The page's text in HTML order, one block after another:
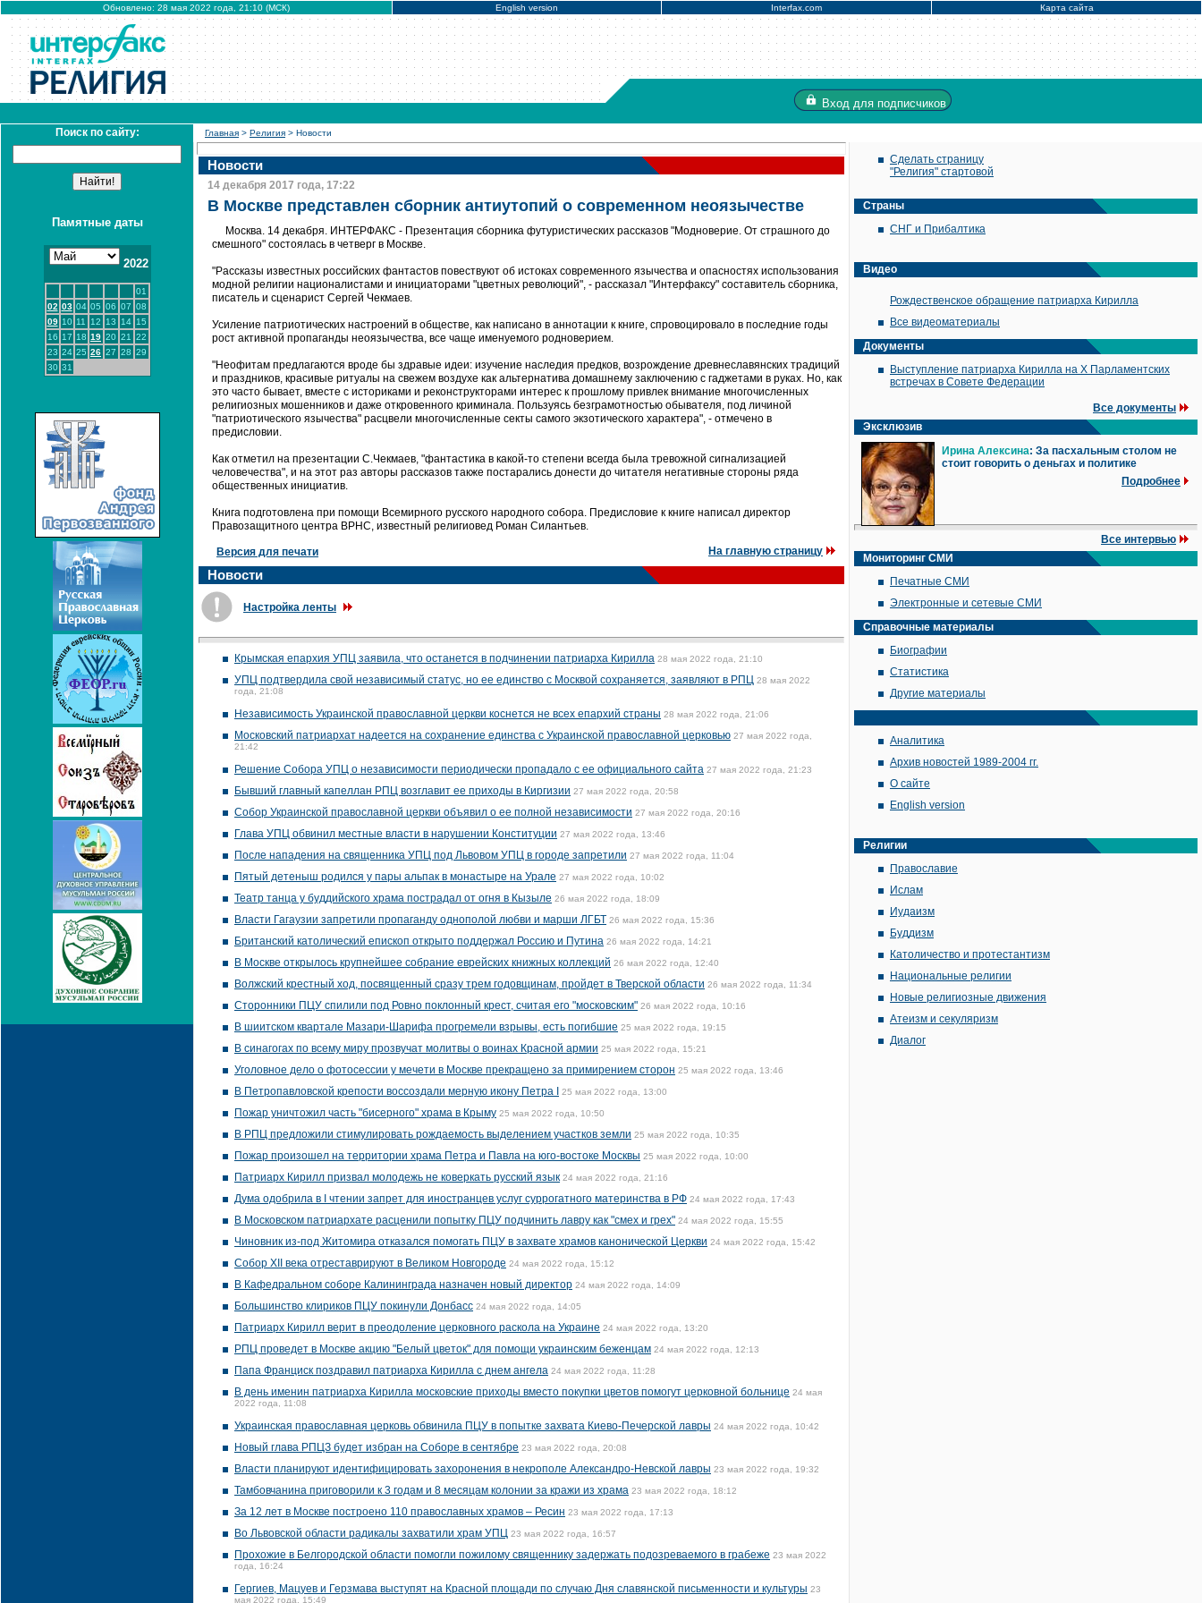
Обновлено: 28 мая 2022 года, 21:10 (МСК) English version Interfax.com Карта сайта
Вход для подписчиков
Поиск по сайту:
Памятные даты
2022
01
02 03 04 05 06 07 08
09 10 11 12 13 14 15
16 17 18 19 20 21
22
23 24 25 26 27 28 29
30 31
Главная > Религия > Новости
Новости
14 декабря 2017 года, 17:22
В Москве представлен сборник антиутопий о современном неоязычестве
Москва. 14 декабря. ИНТЕРФАКС - Презентация сборника футуристических рассказов "Модноверие. От страшного до
смешного" состоялась в четверг в Москве.
"Рассказы известных российских фантастов повествуют об истоках современного язычества и опасностях использования
модной религии националистами и инициаторами "цветных революций", - рассказал "Интерфаксу" составитель сборника,
писатель и сценарист Сергей Чекмаев.
Усиление патриотических настроений в обществе, как написано в аннотации к книге, спровоцировало в последние годы
рост активной пропаганды неоязычества, все чаще именуемого родноверием.
"Неофитам предлагаются вроде бы здравые идеи: изучение наследия предков, возрождение древнеславянских традиций
и праздников, красивые ритуалы на свежем воздухе как альтернатива домашнему заключению с гаджетами в руках. Но, как
это часто бывает, вместе с историками и реконструкторами интерес к прошлому привлек внимание многочисленных
религиозных мошенников и даже откровенного криминала. Пользуясь безграмотностью обывателя, под личиной
"патриотического язычества" расцвели многочисленные секты самого экзотического характера", - отмечено в
предисловии.
Как отметил на презентации С.Чекмаев, "фантастика в какой-то степени всегда была тревожной сигнализацией
человечества", и на этот раз авторы рассказов также постарались донести до читателя негативные стороны ряда
общественных инициатив.
Книга подготовлена при помощи Всемирного русского народного собора. Предисловие к книге написал директор
Правозащитного центра ВРНС, известный религиовед Роман Силантьев.
Версия для печати На главную страницу
Новости
Настройка ленты
Крымская епархия УПЦ заявила, что останется в подчинении патриарха Кирилла 28 мая 2022 года, 21:10
УПЦ подтвердила свой независимый статус, но ее единство с Москвой сохраняется, заявляют в РПЦ 28 мая 2022
года, 21:08
Независимость Украинской православной церкви коснется не всех епархий страны 28 мая 2022 года, 21:06
Московский патриархат надеется на сохранение единства с Украинской православной церковью 27 мая 2022 года,
21:42
Решение Собора УПЦ о независимости периодически пропадало с ее официального сайта 27 мая 2022 года, 21:23
Бывший главный капеллан РПЦ возглавит ее приходы в Киргизии 27 мая 2022 года, 20:58
Собор Украинской православной церкви объявил о ее полной независимости 27 мая 2022 года, 20:16
Глава УПЦ обвинил местные власти в нарушении Конституции 27 мая 2022 года, 13:46
После нападения на священника УПЦ под Львовом УПЦ в городе запретили 27 мая 2022 года, 11:04
Пятый детеныш родился у пары альпак в монастыре на Урале 27 мая 2022 года, 10:02
Театр танца у буддийского храма пострадал от огня в Кызыле 26 мая 2022 года, 18:09
Власти Гагаузии запретили пропаганду однополой любви и марши ЛГБТ 26 мая 2022 года, 15:36
Британский католический епископ открыто поддержал Россию и Путина 26 мая 2022 года, 14:21
В Москве открылось крупнейшее собрание еврейских книжных коллекций 26 мая 2022 года, 12:40
Волжский крестный ход, посвященный сразу трем годовщинам, пройдет в Тверской области 26 мая 2022 года, 11:34
Сторонники ПЦУ спилили под Ровно поклонный крест, считая его "московским" 26 мая 2022 года, 10:16
В шиитском квартале Мазари-Шарифа прогремели взрывы, есть погибшие 25 мая 2022 года, 19:15
В синагогах по всему миру прозвучат молитвы о воинах Красной армии 25 мая 2022 года, 15:21
Уголовное дело о фотосессии у мечети в Москве прекращено за примирением сторон 25 мая 2022 года, 13:46
В Петропавловской крепости воссоздали мерную икону Петра I 25 мая 2022 года, 13:00
Пожар уничтожил часть "бисерного" храма в Крыму 25 мая 2022 года, 10:50
В РПЦ предложили стимулировать рождаемость выделением участков земли 25 мая 2022 года, 10:35
Пожар произошел на территории храма Петра и Павла на юго-востоке Москвы 25 мая 2022 года, 10:00
Патриарх Кирилл призвал молодежь не коверкать русский язык 24 мая 2022 года, 21:16
Дума одобрила в I чтении запрет для иностранцев услуг суррогатного материнства в РФ 24 мая 2022 года, 17:43
В Московском патриархате расценили попытку ПЦУ подчинить лавру как "смех и грех" 24 мая 2022 года, 15:55
Чиновник из-под Житомира отказался помогать ПЦУ в захвате храмов канонической Церкви 24 мая 2022 года, 15:42
Собор XII века отреставрируют в Великом Новгороде 24 мая 2022 года, 15:12
В Кафедральном соборе Калининграда назначен новый директор 24 мая 2022 года, 14:09
Большинство клириков ПЦУ покинули Донбасс 24 мая 2022 года, 14:05
Патриарх Кирилл верит в преодоление церковного раскола на Украине 24 мая 2022 года, 13:20
РПЦ проведет в Москве акцию "Белый цветок" для помощи украинским беженцам 24 мая 2022 года, 12:13
Папа Франциск поздравил патриарха Кирилла с днем ангела 24 мая 2022 года, 11:28
В день именин патриарха Кирилла московские приходы вместо покупки цветов помогут церковной больнице 24 мая
2022 года, 11:08
Украинская православная церковь обвинила ПЦУ в попытке захвата Киево-Печерской лавры 24 мая 2022 года, 10:42
Новый глава РПЦЗ будет избран на Соборе в сентябре 23 мая 2022 года, 20:08
Власти планируют идентифицировать захоронения в некрополе Александро-Невской лавры 23 мая 2022 года, 19:32
Тамбовчанина приговорили к 3 годам и 8 месяцам колонии за кражи из храма 23 мая 2022 года, 18:12
За 12 лет в Москве построено 110 православных храмов – Ресин 23 мая 2022 года, 17:13
Во Львовской области радикалы захватили храм УПЦ 23 мая 2022 года, 16:57
Прохожие в Белгородской области помогли пожилому священнику задержать подозреваемого в грабеже 23 мая 2022
года, 16:24
Гергиев, Мацуев и Герзмава выступят на Красной площади по случаю Дня славянской письменности и культуры 23
Сделать страницу
"Религия" стартовой
Страны
СНГ и Прибалтика
Видео
Рождественское обращение патриарха Кирилла
Все видеоматериалы
Документы
Выступление патриарха Кирилла на X Парламентских
встречах в Совете Федерации
Все документы
Эксклюзив
Ирина Алексина: За пасхальным столом не
стоит говорить о деньгах и политике
Подробнее
Все интервью
Мониторинг СМИ
Печатные СМИ
Электронные и сетевые СМИ
Справочные материалы
Биографии
Статистика
Другие материалы
Аналитика
Архив новостей 1989-2004 гг.
О сайте
English version
Религии
Православие
Ислам
Иудаизм
Буддизм
Католичество и протестантизм
Национальные религии
Новые религиозные движения
Атеизм и секуляризм
Диалог